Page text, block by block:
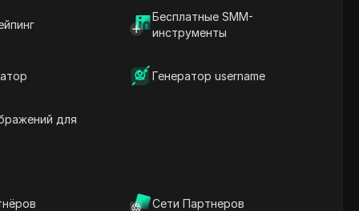
Бесплатные SMM-
инструменты
Генератор username
для
Сети Партнеров